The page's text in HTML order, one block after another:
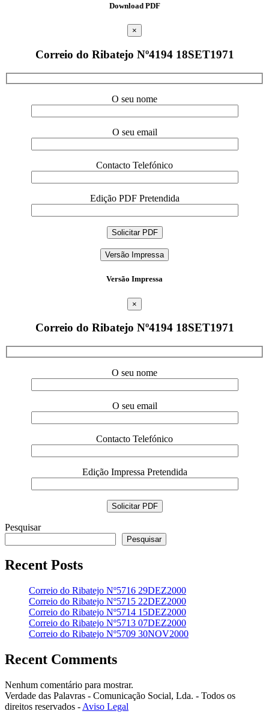
Download PDF
×
Correio do Ribatejo Nº4194 18SET1971
O seu nome
O seu email
Contacto Telefónico
Edição PDF Pretendida
Versão Impressa
Versão Impressa
×
Correio do Ribatejo Nº4194 18SET1971
O seu nome
O seu email
Contacto Telefónico
Edição Impressa Pretendida
Pesquisar
Pesquisar
Recent Posts
Correio do Ribatejo Nº5716 29DEZ2000
Correio do Ribatejo Nº5715 22DEZ2000
Correio do Ribatejo Nº5714 15DEZ2000
Correio do Ribatejo Nº5713 07DEZ2000
Correio do Ribatejo Nº5709 30NOV2000
Recent Comments
Nenhum comentário para mostrar.
Verdade das Palavras - Comunicação Social, Lda. - Todos os
direitos reservados - Aviso Legal